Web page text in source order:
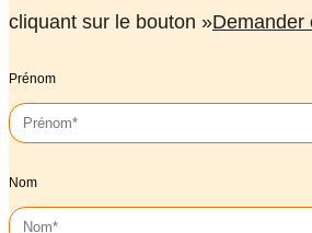
cliquant sur le bouton »Demander
Prénom
Nom